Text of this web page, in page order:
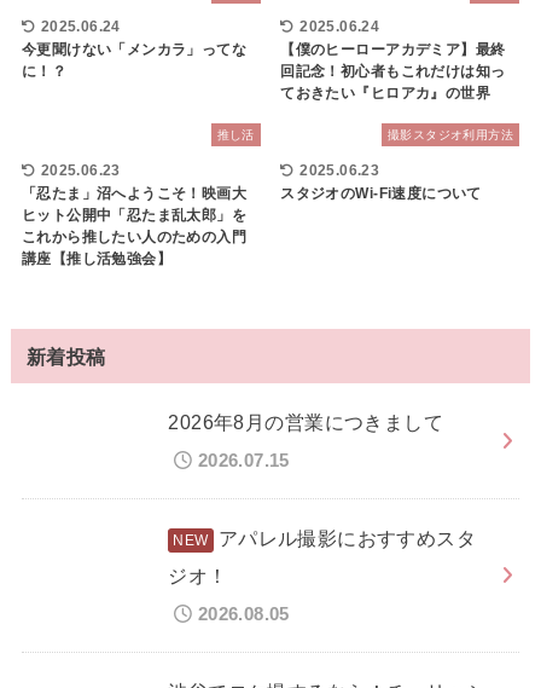
2025.06.24
今更聞けない「メンカラ」ってな
に！？
2025.06.24
【僕のヒーローアカデミア】最終
回記念！初心者もこれだけは知っ
ておきたい『ヒロアカ』の世界
推し活
2025.06.23
「忍たま」沼へようこそ！映画大
ヒット公開中「忍たま乱太郎」を
これから推したい人のための入門
講座【推し活勉強会】
撮影スタジオ利用方法
2025.06.23
スタジオのWi-Fi速度について
新着投稿
2026年8月の営業につきまして
2026.07.15
アパレル撮影におすすめスタ
ジオ！
2026.08.05